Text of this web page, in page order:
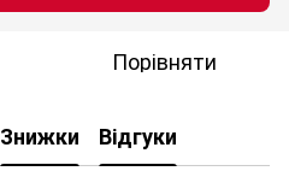
Порівняти
Знижки Відгуки